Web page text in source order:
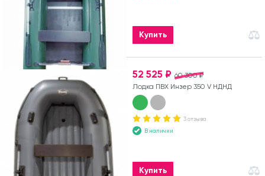
Купить
60 300 ₽
52 525 ₽
Лодка ПВХ Инзер 350 V НДНД
3 отзыва
В наличии
Купить